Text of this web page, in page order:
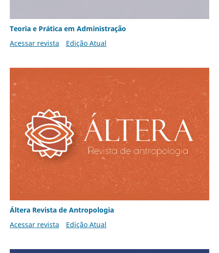
Teoria e Prática em Administração
Acessar revista
Edição Atual
Áltera Revista de Antropologia
Acessar revista
Edição Atual